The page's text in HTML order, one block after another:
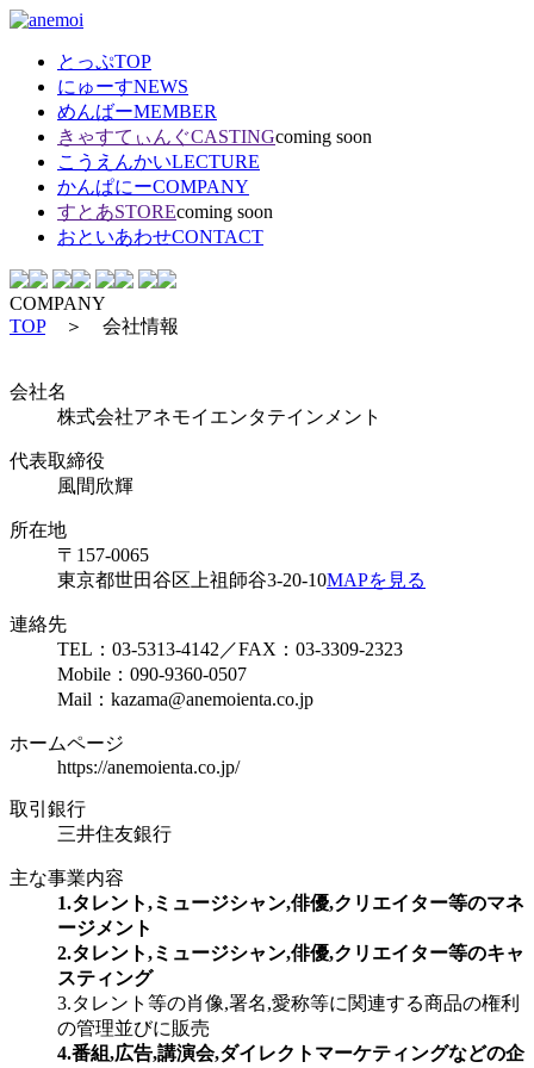
とっぷTOP
にゅーすNEWS
めんばーMEMBER
きゃすてぃんぐCASTINGcoming soon
こうえんかいLECTURE
かんぱにーCOMPANY
すとあSTOREcoming soon
おといあわせCONTACT
COMPANY
TOP＞ 会社情報
会社名
株式会社アネモイエンタテインメント
代表取締役
風間欣輝
所在地
〒157-0065
東京都世田谷区上祖師谷3-20-10MAPを見る
連絡先
TEL：03-5313-4142／FAX：03-3309-2323
Mobile：090-9360-0507
Mail：kazama@anemoienta.co.jp
ホームページ
https://anemoienta.co.jp/
取引銀行
三井住友銀行
主な事業内容
1.タレント,ミュージシャン,俳優,クリエイター等のマネ
ージメント
2.タレント,ミュージシャン,俳優,クリエイター等のキャ
スティング
3.タレント等の肖像,署名,愛称等に関連する商品の権利
の管理並びに販売
4.番組,広告,講演会,ダイレクトマーケティングなどの企